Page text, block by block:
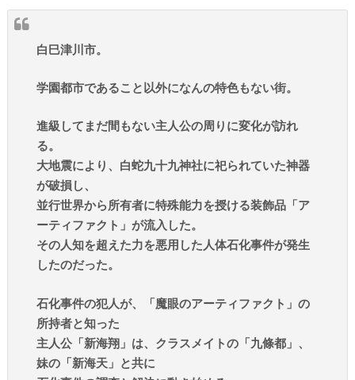
白巳津川市。
学園都市であること以外になんの特色もない街。
進級してまだ間もない主人公の周りに変化が訪れ
る。
大地震により、白蛇九十九神社に祀られていた神器
が破損し、
並行世界から所有者に特殊能力を授ける装飾品「ア
ーティファクト」が流入した。
その人知を超えた力を悪用した人体石化事件が発生
したのだった。
石化事件の犯人が、「魔眼のアーティファクト」の
所持者と知った
主人公「新海翔」は、クラスメイトの「九條都」、
妹の「新海天」と共に